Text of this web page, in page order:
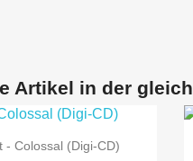
Artikel in der
 Vorschau
- Colossal (Digi-CD)